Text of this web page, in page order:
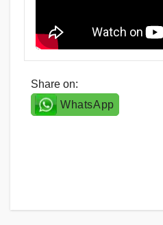
Share on:
WhatsApp